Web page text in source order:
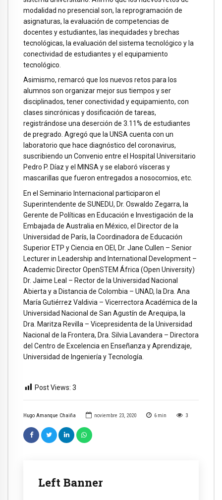
Hugo Amanque Chaiña noviembre 23, 2020 6 min 3
Left Banner
modalidad no presencial son, la reprogramación de
asignaturas, la evaluación de competencias de
docentes y estudiantes, las inequidades y brechas
tecnológicas, la evaluación del sistema tecnológico y la
conectividad de estudiantes y el equipamiento
tecnológico.
Asimismo, remarcó que los nuevos retos para los
alumnos son organizar mejor sus tiempos y ser
disciplinados, tener conectividad y equipamiento, con
clases sincrónicas y dosificación de tareas,
registrándose una deserción de 3.11% de estudiantes
de pregrado. Agregó que la UNSA cuenta con un
laboratorio que hace diagnóstico del coronavirus,
suscribiendo un Convenio entre el Hospital Universitario
Pedro P. Díaz y el MINSA y se elaboró vísceras y
mascarillas que fueron entregados a nosocomios, etc.
En el Seminario Internacional participaron el
Superintendente de SUNEDU, Dr. Oswaldo Zegarra, la
Gerente de Políticas en Educación e Investigación de la
Embajada de Australia en México, el Director de la
Universidad de París, la Coordinadora de Educación
Superior ETP y Ciencia en OEI, Dr. Jane Cullen – Senior
Lecturer in Leadership and International Development –
Academic Director OpenSTEM África (Open University)
Dr. Jaime Leal – Rector de la Universidad Nacional
Abierta y a Distancia de Colombia – UNAD, la Dra. Ana
María Gutiérrez Valdivia – Vicerrectora Académica de la
Universidad Nacional de San Agustín de Arequipa, la
Dra. Maritza Revilla – Vicepresidenta de la Universidad
Nacional de la Frontera, Dra. Silvia Lavandera – Directora
del Centro de Excelencia en Enseñanza y Aprendizaje,
Universidad de Ingeniería y Tecnología.
Post Views: 3